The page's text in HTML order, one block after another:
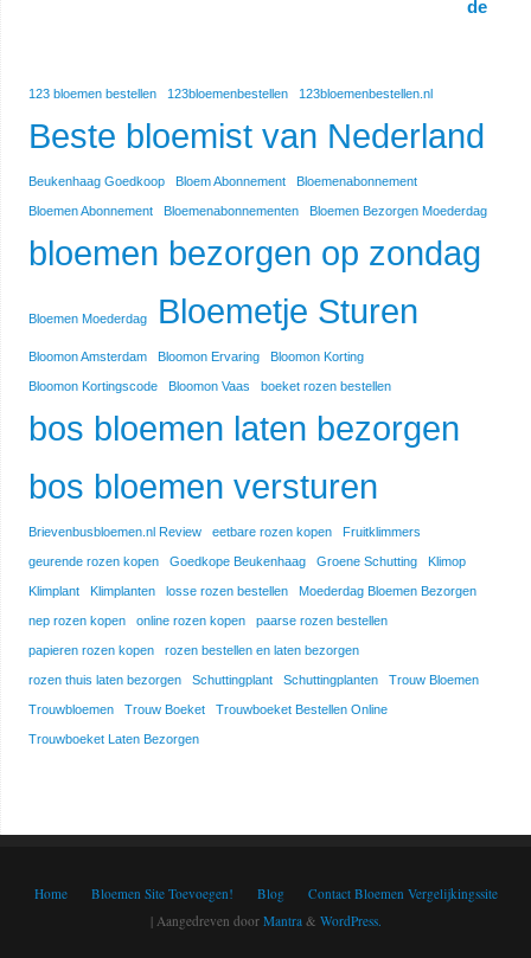
123 bloemen bestellen 123bloemenbestellen 123bloemenbestellen.nl
Beste bloemist van Nederland
Beukenhaag Goedkoop Bloem Abonnement Bloemenabonnement
Bloemen Abonnement Bloemenabonnementen Bloemen Bezorgen Moederdag
bloemen bezorgen op zondag
Bloemen Moederdag Bloemetje Sturen
Bloomon Amsterdam Bloomon Ervaring Bloomon Korting
Bloomon Kortingscode Bloomon Vaas boeket rozen bestellen
bos bloemen laten bezorgen
bos bloemen versturen
Brievenbusbloemen.nl Review eetbare rozen kopen Fruitklimmers
geurende rozen kopen Goedkope Beukenhaag Groene Schutting Klimop
Klimplant Klimplanten losse rozen bestellen Moederdag Bloemen Bezorgen
nep rozen kopen online rozen kopen paarse rozen bestellen
papieren rozen kopen rozen bestellen en laten bezorgen
rozen thuis laten bezorgen Schuttingplant Schuttingplanten Trouw Bloemen
Trouwbloemen Trouw Boeket Trouwboeket Bestellen Online
Trouwboeket Laten Bezorgen
Home Bloemen Site Toevoegen! Blog
Contact Bloemen Vergelijkingssite
| Aangedreven door Mantra& WordPress.